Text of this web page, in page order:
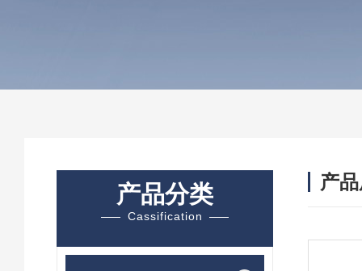
产品分类
Cassification
产